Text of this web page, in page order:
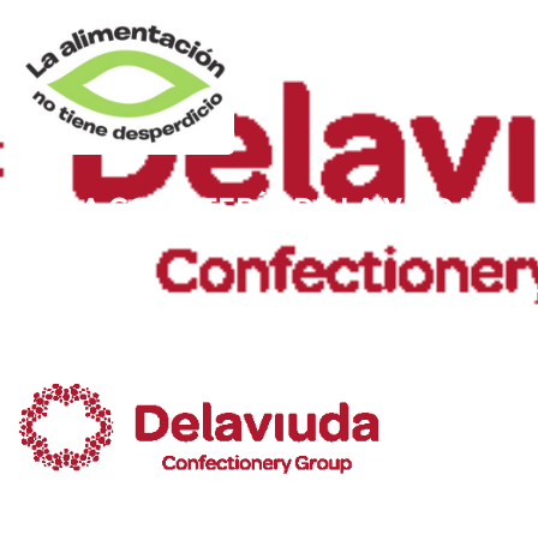
LA CONFITERÍA DE LA VIUDA